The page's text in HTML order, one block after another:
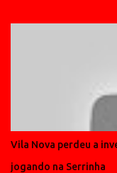
Vila Nova perdeu a
jogando na Serrinha